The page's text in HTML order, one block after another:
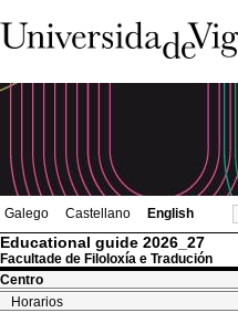
Galego Castellano English
Educational guide 2026_27
Facultade de Filoloxía e Tradución
Centro
Horarios